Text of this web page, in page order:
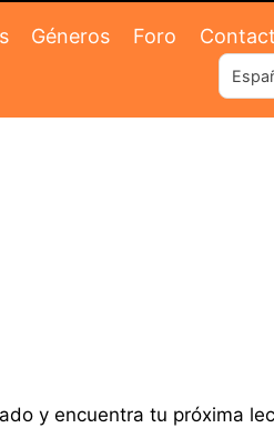
Géneros Foro
y encuentra tu próxima